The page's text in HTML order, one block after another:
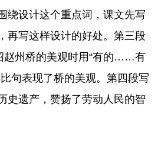
绕设计这个重点词，课文先写
再写这样设计的好处。第三段
赵州桥的美观时用“有的……有
表现了桥的美观。第四段写
史遗产，赞扬了劳动人民的智